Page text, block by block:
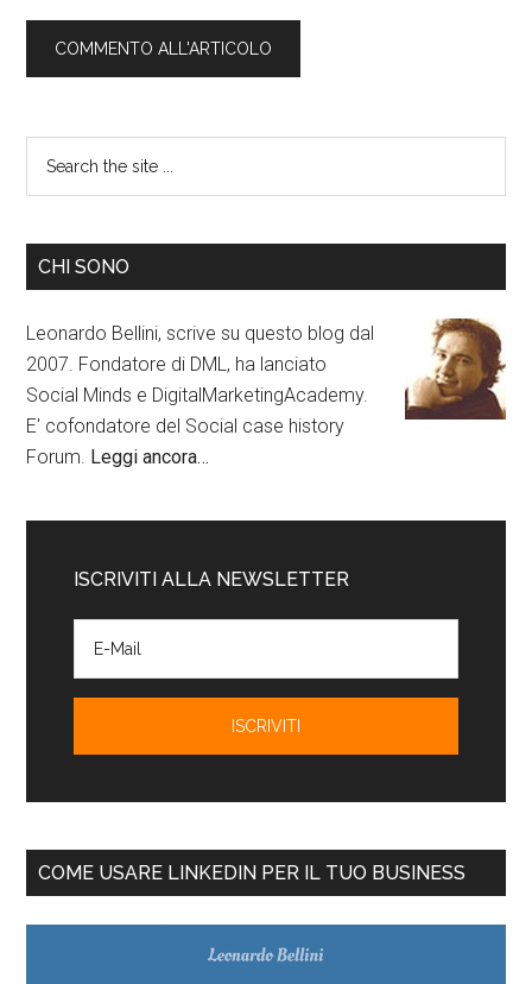
CHI SONO
Leonardo Bellini, scrive su questo blog dal
2007. Fondatore di DML, ha lanciato
Social Minds e DigitalMarketingAcademy.
E' cofondatore del Social case history
Forum. Leggi ancora…
ISCRIVITI ALLA NEWSLETTER
COME USARE LINKEDIN PER IL TUO BUSINESS